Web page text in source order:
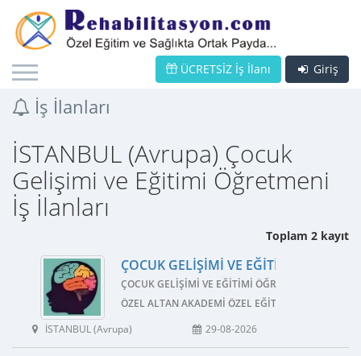
Giriş
ÜCRETSİZ İş İlanı
İş İlanları
İSTANBUL (Avrupa) Çocuk
Gelişimi ve Eğitimi Öğretmeni
İş İlanları
Toplam 2 kayıt
ÇOCUK GELIŞIMI VE EĞITIMI
ÇOCUK GELIŞIMI VE EĞITIMI ÖĞRETMENI
ÖZEL ALTAN AKADEMI ÖZEL EĞITIM VE
İSTANBUL (Avrupa)
29-08-2026